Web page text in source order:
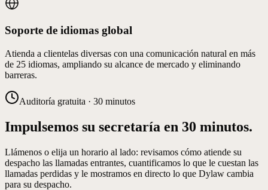
Soporte de idiomas global
Atienda a clientelas diversas con una comunicación natural en más
de 25 idiomas, ampliando su alcance de mercado y eliminando
barreras.
Auditoría gratuita · 30 minutos
Impulsemos su secretaría en 30 minutos.
Llámenos o elija un horario al lado: revisamos cómo atiende su
despacho las llamadas entrantes, cuantificamos lo que le cuestan las
llamadas perdidas y le mostramos en directo lo que Dylaw cambia
para su despacho.